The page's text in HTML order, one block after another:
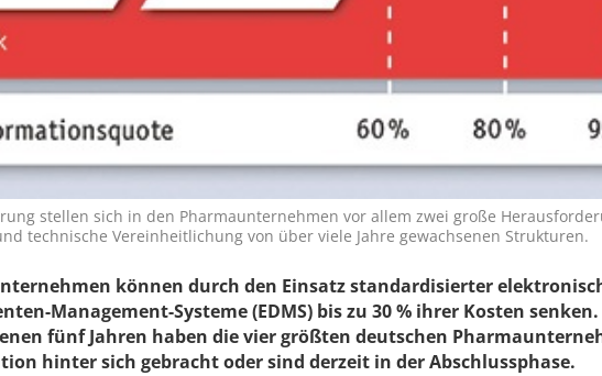
stellen sich in den Pharmaunternehmen vor allem zwei große
technische Vereinheitlichung von über viele Jahre gewachsenen Strukturen.
können durch den Einsatz standardisierter
Management-Systeme (EDMS) bis zu 30 % ihrer Kosten
fünf Jahren haben die vier größten deutschen
hinter sich gebracht oder sind derzeit in der Abschlussphase.